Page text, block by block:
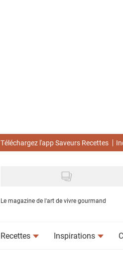
Téléchargez l'app Saveurs Recettes
Le magazine de l'art de vivre gourmand
Recettes Inspirations